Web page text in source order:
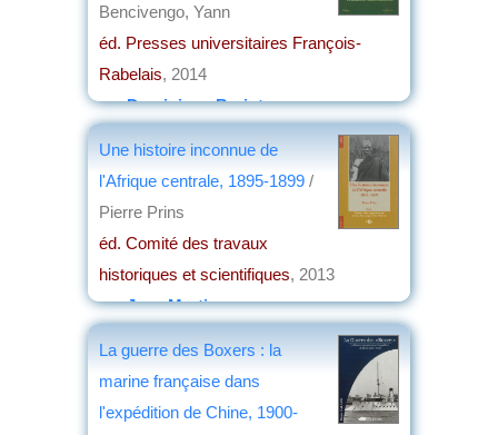
Bencivengo, Yann
éd. Presses universitaires François-
Rabelais, 2014
parDominique Barjot
Une histoire inconnue de
l'Afrique centrale, 1895-1899 /
Pierre Prins
éd. Comité des travaux
historiques et scientifiques, 2013
parJean Martin
La guerre des Boxers : la
marine française dans
l'expédition de Chine, 1900-